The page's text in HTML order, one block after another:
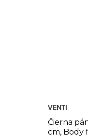
Čierna
cm, Body
VENTI